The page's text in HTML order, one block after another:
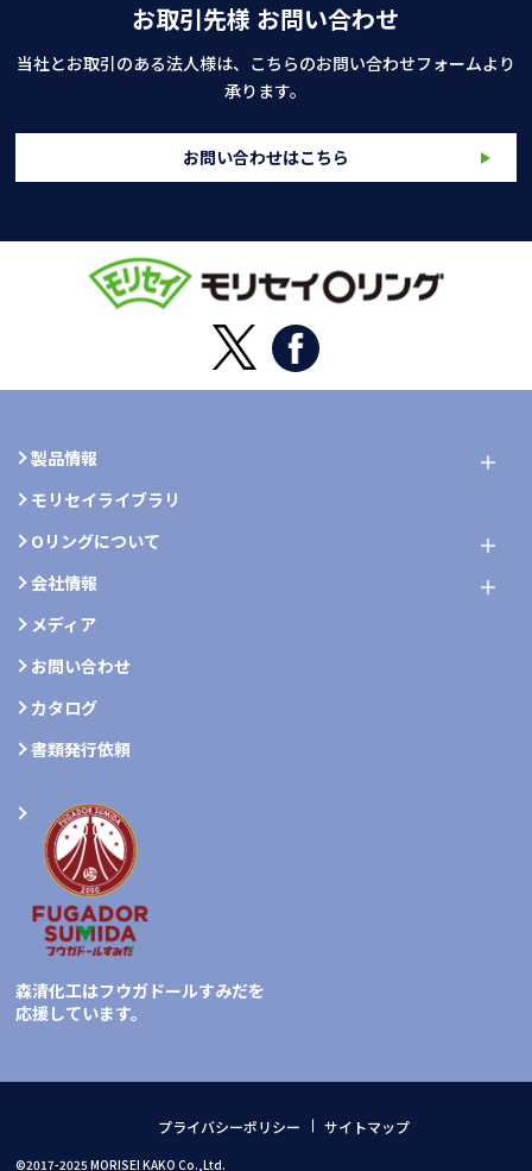
お取引先様 お問い合わせ
当社とお取引のある法人様は、こちらのお問い合わせフォームより
承ります。
お問い合わせはこちら
製品情報
モリセイライブラリ
Oリングについて
会社情報
メディア
お問い合わせ
カタログ
書類発行依頼
森清化工はフウガドールすみだを
応援しています。
プライバシーポリシー サイトマップ
©2017-2025 MORISEI KAKO Co.,Ltd.